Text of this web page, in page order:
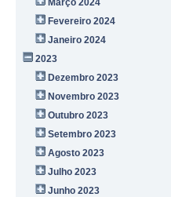
Março 2024
Fevereiro 2024
Janeiro 2024
2023
Dezembro 2023
Novembro 2023
Outubro 2023
Setembro 2023
Agosto 2023
Julho 2023
Junho 2023